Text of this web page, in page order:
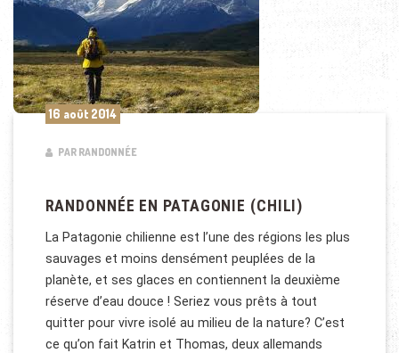
16 août 2014
PAR RANDONNÉE
RANDONNÉE EN PATAGONIE (CHILI)
La Patagonie chilienne est l’une des régions les plus
sauvages et moins densément peuplées de la
planète, et ses glaces en contiennent la deuxième
réserve d’eau douce ! Seriez vous prêts à tout
quitter pour vivre isolé au milieu de la nature? C’est
ce qu’on fait Katrin et Thomas, deux allemands